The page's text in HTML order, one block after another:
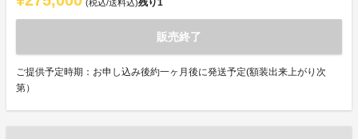
(税込/送料込)残り1
販売終了
ご提供予定時期：お申し込み後約一ヶ月後に発送予定(額装出来上がり次
第）